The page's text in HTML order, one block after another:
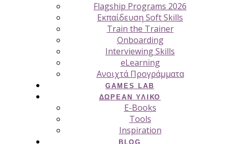
Flagship Programs 2026
Εκπαίδευση Soft Skills
Train the Trainer
Onboarding
Interviewing Skills
eLearning
Ανοιχτά Προγράμματα
GAMES LAB
ΔΩΡΕΆΝ ΥΛΙΚΌ
E-Books
Tools
Inspiration
BLOG